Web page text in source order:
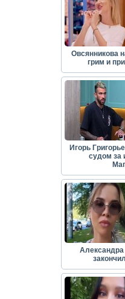
Овсянникова
грим и
Игорь
судом за